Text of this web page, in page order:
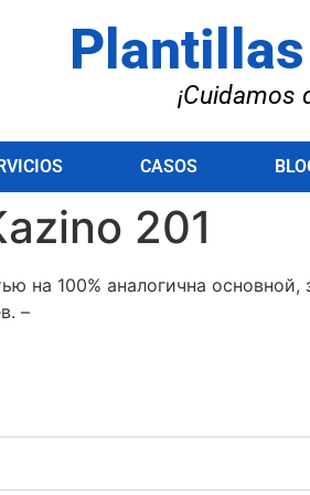
¡Cuidamos
CASOS
201
на 100% аналогична
–